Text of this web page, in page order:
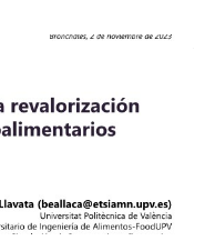
document